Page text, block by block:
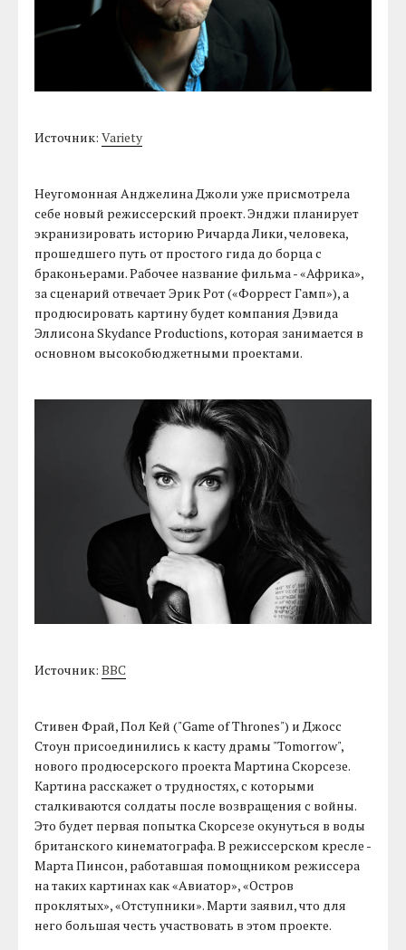
Источник:Variety
Неугомонная Анджелина Джоли уже присмотрела
себе новый режиссерский проект. Энджи планирует
экранизировать историю Ричарда Лики, человека,
прошедшего путь от простого гида до борца с
браконьерами. Рабочее название фильма - «Африка»,
за сценарий отвечает Эрик Рот («Форрест Гамп»), а
продюсировать картину будет компания Дэвида
Эллисона Skydance Productions, которая занимается в
основном высокобюджетными проектами.
Источник:BBC
Стивен Фрай, Пол Кей ("Game of Thrones") и Джосс
Стоун присоединились к касту драмы "Tomorrow",
нового продюсерского проекта Мартина Скорсезе.
Картина расскажет о трудностях, с которыми
сталкиваются солдаты после возвращения с войны.
Это будет первая попытка Скорсезе окунуться в воды
британского кинематографа. В режиссерском кресле -
Марта Пинсон, работавшая помощником режиссера
на таких картинах как «Авиатор», «Остров
проклятых», «Отступники». Марти заявил, что для
него большая честь участвовать в этом проекте.